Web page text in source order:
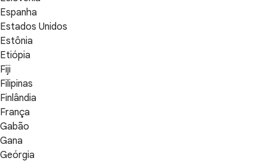
Espanha
Estados Unidos
Estônia
Etiópia
Fiji
Filipinas
Finlândia
França
Gabão
Gana
Geórgia